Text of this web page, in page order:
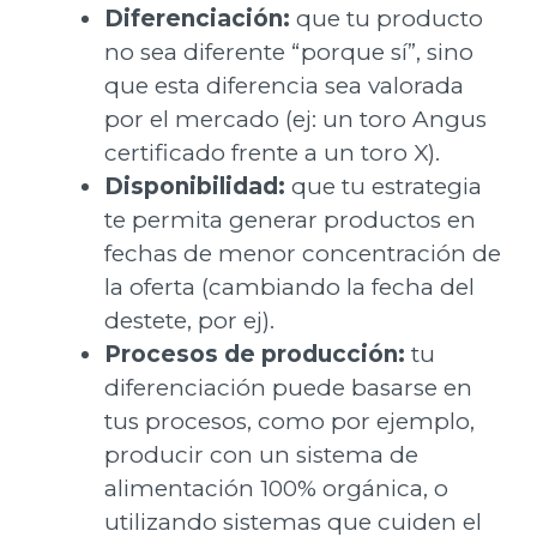
Diferenciación: que tu producto
no sea diferente “porque sí”, sino
que esta diferencia sea valorada
por el mercado (ej: un toro Angus
certificado frente a un toro X).
Disponibilidad: que tu estrategia
te permita generar productos en
fechas de menor concentración de
la oferta (cambiando la fecha del
destete, por ej).
Procesos de producción: tu
diferenciación puede basarse en
tus procesos, como por ejemplo,
producir con un sistema de
alimentación 100% orgánica, o
utilizando sistemas que cuiden el